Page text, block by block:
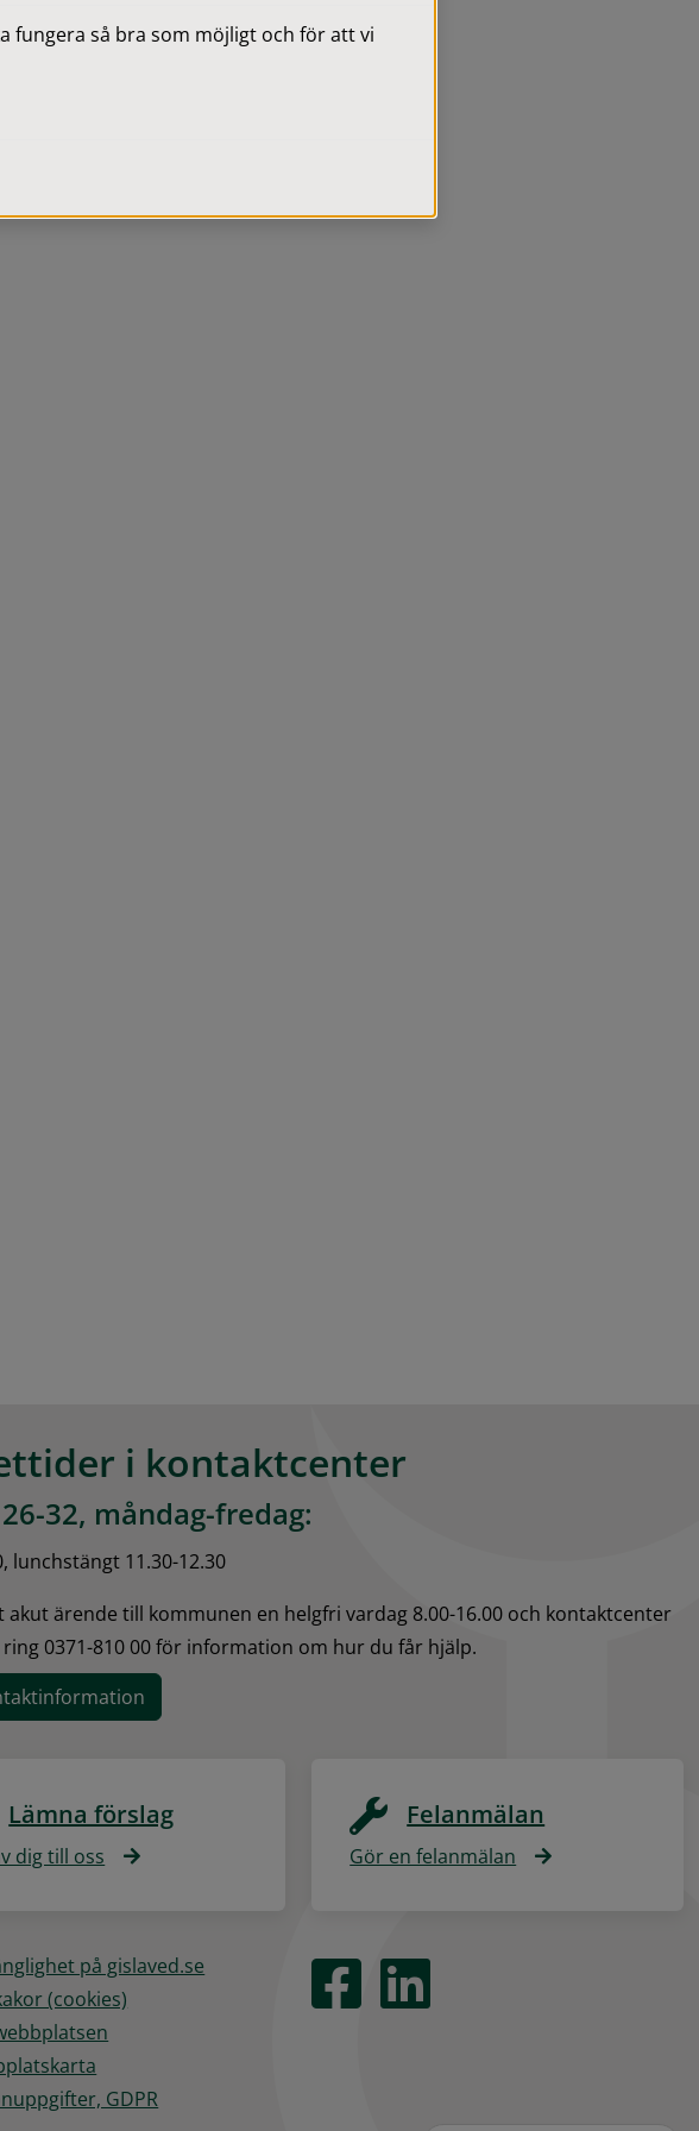
i kontaktcenter
32, måndag-fredag:
lunchstängt 11.30-12.30
akut ärende till kommunen en helgfri vardag 8.00-16.00 och kontaktcenter
0371-810 00 för information om hur du får hjälp.
Lämna förslag
dig till oss
Felanmälan
Gör en felanmälan
på gislaved.se
(cookies)
GDPR
fungera så bra som möjligt och för att vi